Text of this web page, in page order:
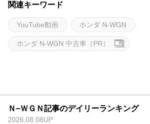
関連キーワード
YouTube動画 ホンダ N-WGN
ホンダ N-WGN 中古車（PR）
Ｎ−ＷＧＮ記事のデイリーランキング
2026.08.08UP